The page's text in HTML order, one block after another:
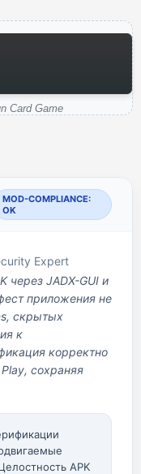
Card Game
MOD-COMPLIANCE:
OK
Expert
через JADX-GUI и
приложения не
скрытых
к
корректно
сохраняя
APK